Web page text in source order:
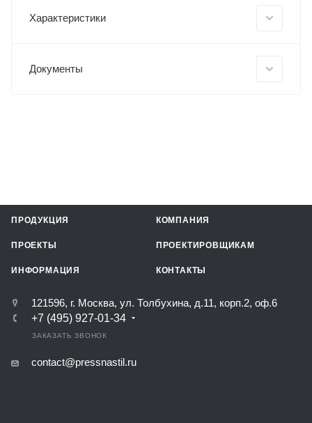
Характеристики
Документы
ПРОДУКЦИЯ КОМПАНИЯ
ПРОЕКТЫ ПРОЕКТИРОВЩИКАМ
ИНФОРМАЦИЯ КОНТАКТЫ
121596, г. Москва, ул. Толбухина, д.11, корп.2, оф.6
+7 (495) 927-01-34
ЗАКАЗАТЬ ЗВОНОК
contact@pressnastil.ru